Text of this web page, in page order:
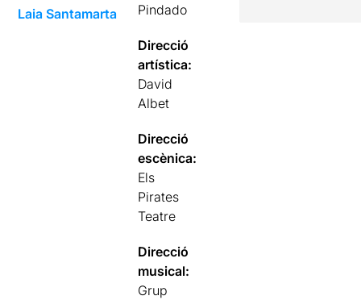
Laia Santamarta
Pindado
Direcció
artística:
David
Albet
Direcció
escènica:
Els
Pirates
Teatre
Direcció
musical:
Grup